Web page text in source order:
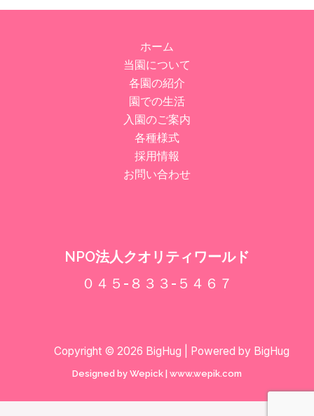
ホーム
当園について
各園の紹介
園での生活
入園のご案内
各種様式
採用情報
お問い合わせ
NPO法人クオリティワールド
０４５-８３３-５４６７
Copyright © 2026 BigHug | Powered by BigHug
Designed by Wepick | www.wepik.com